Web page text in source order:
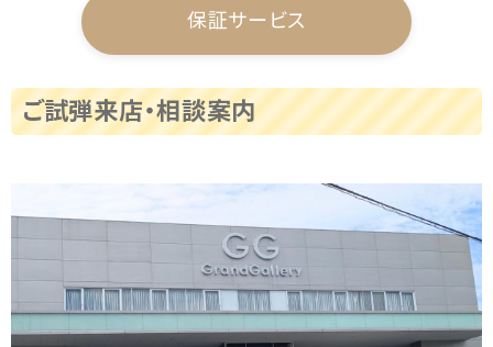
保証サービス
ご試弾来店・相談案内